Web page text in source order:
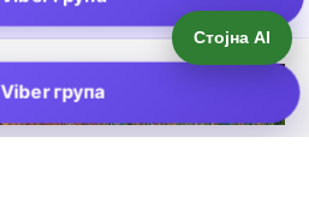
Стојна AI
Viber група